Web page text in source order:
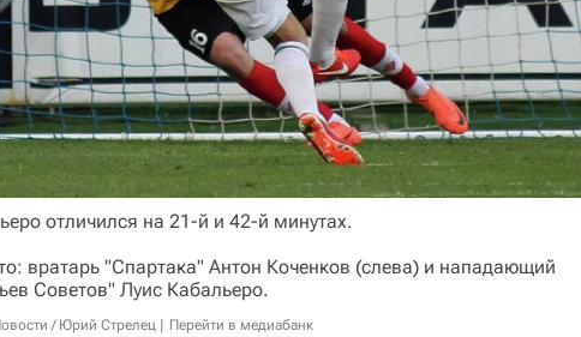
отличился на 21-й и 42-й минутах.
вратарь "Спартака" Антон Коченков (слева) и нападающий
Советов" Луис Кабальеро.
/ Юрий Стрелец Перейти в медиабанк